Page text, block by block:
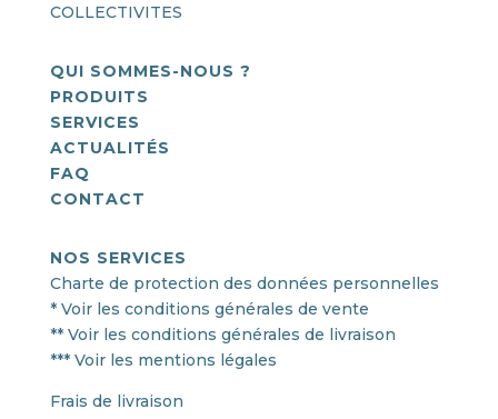
COLLECTIVITES
QUI SOMMES-NOUS ?
PRODUITS
SERVICES
ACTUALITÉS
FAQ
CONTACT
NOS SERVICES
Charte de protection des données personnelles
* Voir les conditions générales de vente
** Voir les conditions générales de livraison
*** Voir les mentions légales
Frais de livraison